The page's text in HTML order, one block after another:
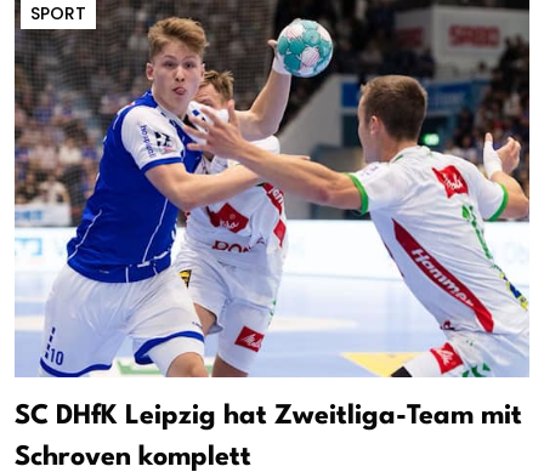
SPORT
SC DHfK Leipzig hat Zweitliga-Team mit
Schroven komplett